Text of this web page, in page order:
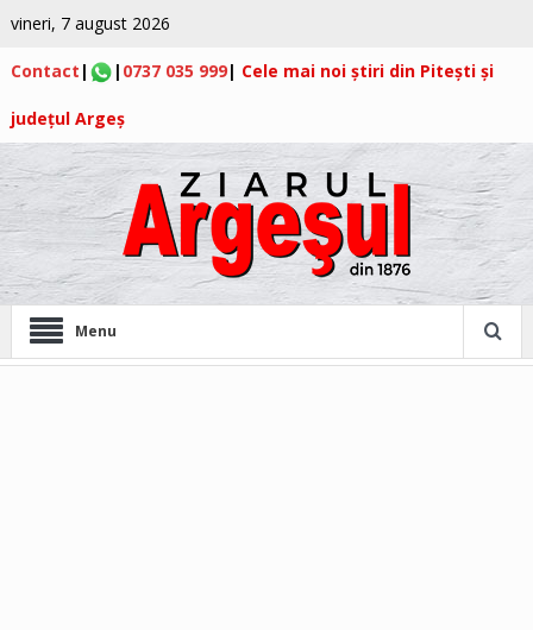
vineri, 7 august 2026
Contact | | 0737 035 999| Cele mai noi știri din Pitești și
județul Argeș
Menu